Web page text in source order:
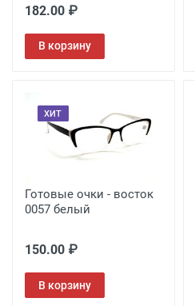
182.00 ₽
В корзину
ХИТ
Готовые очки - восток
0057 белый
150.00 ₽
В корзину